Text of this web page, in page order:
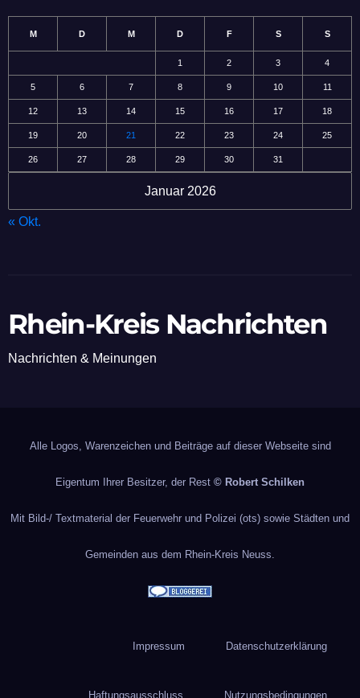
Januar 2026
M D M D F S S
1 2 3 4
5 6 7 8 9 10 11
12 13 14 15 16 17 18
19 20 21 22 23 24 25
26 27 28 29 30 31
« Okt.
Rhein-Kreis Nachrichten
Nachrichten & Meinungen
Alle Logos, Warenzeichen und Beiträge auf dieser Webseite sind
Eigentum Ihrer Besitzer, der Rest © Robert Schilken
Mit Bild-/ Textmaterial der Feuerwehr und Polizei (ots) sowie Städten und
Gemeinden aus dem Rhein-Kreis Neuss.
Impressum Datenschutzerklärung
Haftungsausschluss Nutzungsbedingungen